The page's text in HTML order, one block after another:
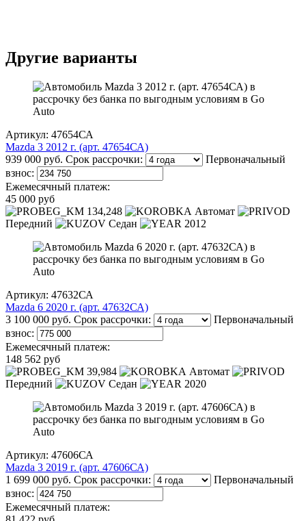
Другие варианты
Артикул: 47654СА
Mazda 3 2012 г. (арт. 47654СА)
939 000 руб. Срок рассрочки:
Первоначальный
взнос:
Ежемесячный платеж:
45 000 руб
134,248
Автомат
Передний
Седан 2012
Артикул: 47632СА
Mazda 6 2020 г. (арт. 47632СА)
3 100 000 руб. Срок рассрочки:
Первоначальный
взнос:
Ежемесячный платеж:
148 562 руб
39,984
Автомат
Передний
Седан 2020
Артикул: 47606СА
Mazda 3 2019 г. (арт. 47606СА)
1 699 000 руб. Срок рассрочки:
Первоначальный
взнос:
Ежемесячный платеж: